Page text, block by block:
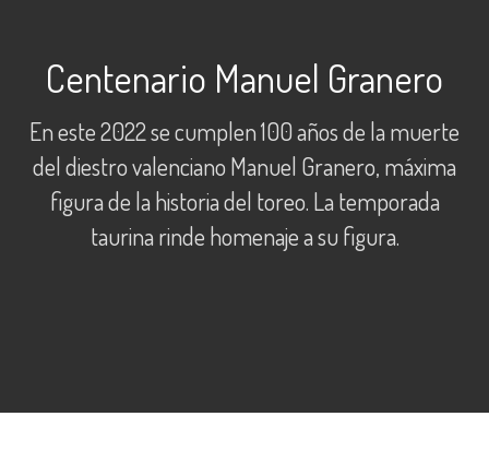
Centenario Manuel Granero
En este 2022 se cumplen 100 años de la muerte
del diestro valenciano Manuel Granero, máxima
figura de la historia del toreo. La temporada
taurina rinde homenaje a su figura.